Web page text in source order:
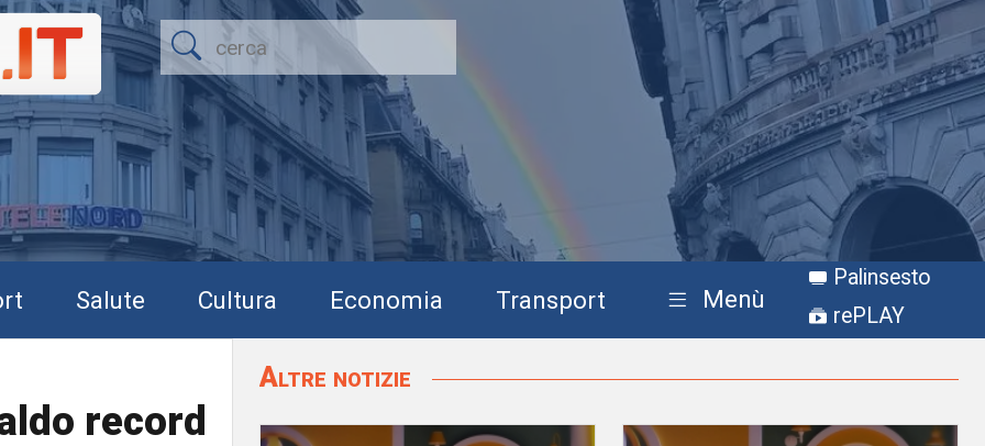
Salute Cultura Economia Transport Menù
Palinsesto
rePLAY
record
Altre notizie